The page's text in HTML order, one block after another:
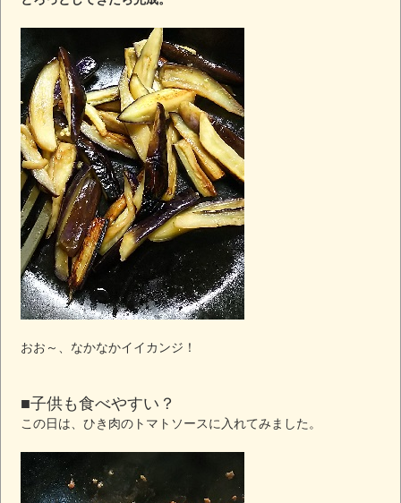
おお～、なかなかイイカンジ！
■子供も食べやすい？
この日は、ひき肉のトマトソースに入れてみました。